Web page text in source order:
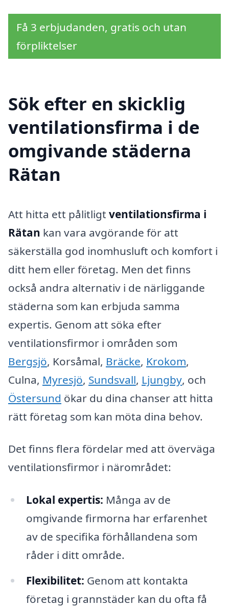
Få 3 erbjudanden, gratis och utan
förpliktelser
Sök efter en skicklig
ventilationsfirma i de
omgivande städerna
Rätan
Att hitta ett pålitligt ventilationsfirma i
Rätan kan vara avgörande för att
säkerställa god inomhusluft och komfort i
ditt hem eller företag. Men det finns
också andra alternativ i de närliggande
städerna som kan erbjuda samma
expertis. Genom att söka efter
ventilationsfirmor i områden som
Bergsjö, Korsåmal, Bräcke, Krokom,
Culna, Myresjö, Sundsvall, Ljungby, och
Östersund ökar du dina chanser att hitta
rätt företag som kan möta dina behov.
Det finns flera fördelar med att överväga
ventilationsfirmor i närområdet:
Lokal expertis: Många av de
omgivande firmorna har erfarenhet
av de specifika förhållandena som
råder i ditt område.
Flexibilitet: Genom att kontakta
företag i grannstäder kan du ofta få